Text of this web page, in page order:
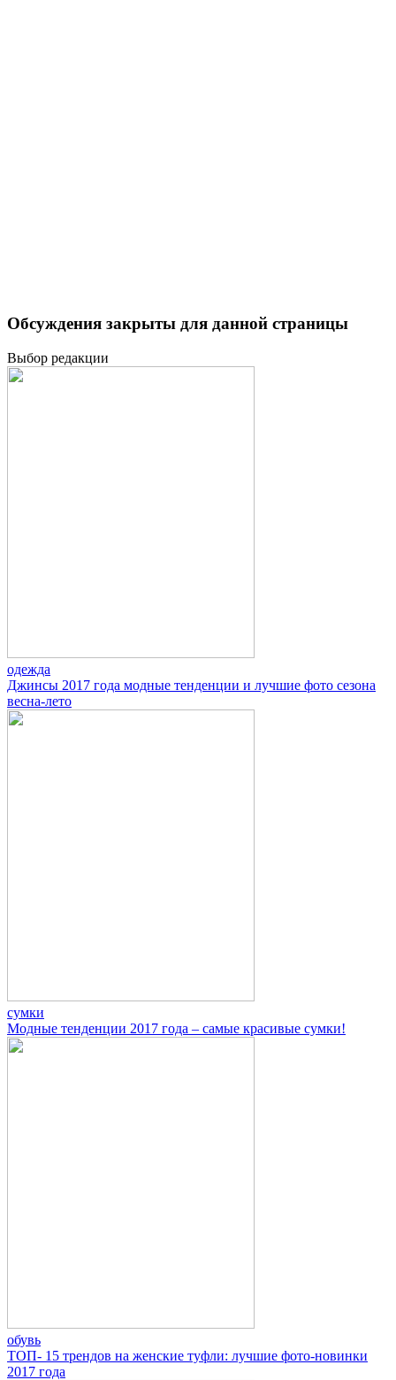
Обсуждения закрыты для данной страницы
Выбор редакции
одежда
Джинсы 2017 года модные тенденции и лучшие фото сезона
весна-лето
сумки
Модные тенденции 2017 года – самые красивые сумки!
обувь
ТОП- 15 трендов на женские туфли: лучшие фото-новинки
2017 года